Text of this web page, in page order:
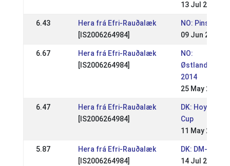
13 Jul 2014
6.43
Hera frá Efri-Rauðalæk
[IS2006264984]
NO:
09 Jun 2014
6.67
Hera frá Efri-Rauðalæk
[IS2006264984]
NO:
2014
25 May 2014
6.47
Hera frá Efri-Rauðalæk
[IS2006264984]
DK:
Cup
11 May 2014
5.87
Hera frá Efri-Rauðalæk
[IS2006264984]
DK: DM- RID
14 Jul 2013